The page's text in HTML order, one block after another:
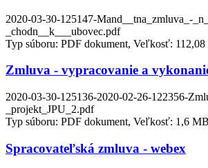
2020-03-30-125147-Mand__tna_zmluva_-
_chodn__k___ubovec.pdf
Typ súboru: PDF dokument, Veľkosť: 112,08
Zmluva - vypracovanie a
2020-03-30-125136-2020-02-26-122356-
_projekt_JPU_2.pdf
Typ súboru: PDF dokument, Veľkosť: 1,6 MB
Spracovateľská zmluva - webex